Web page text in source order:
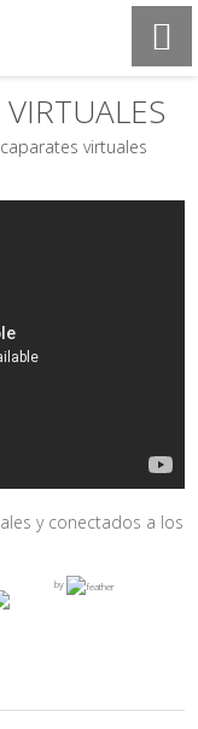
virtuales
y conectados a los
by